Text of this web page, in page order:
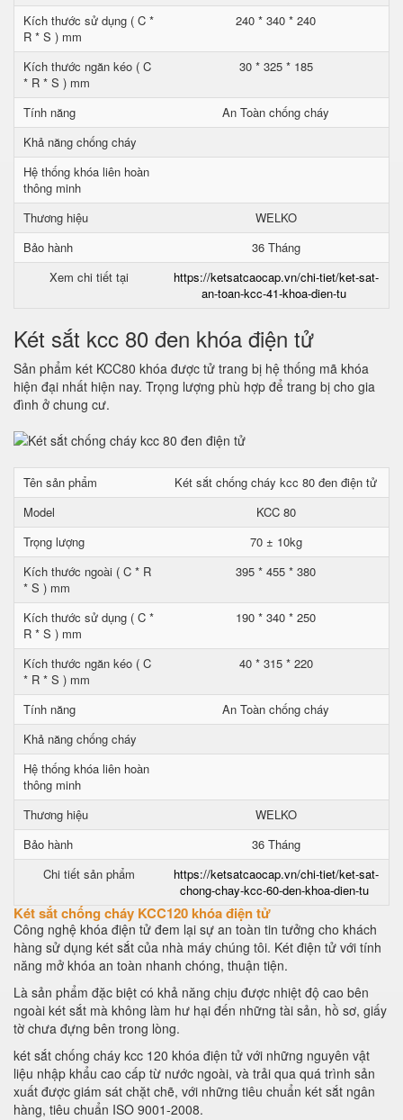
Kích thước sử dụng ( C *
R * S ) mm
240 * 340 * 240
Kích thước ngăn kéo ( C
* R * S ) mm
30 * 325 * 185
Tính năng
An Toàn chống cháy
Khả năng chống cháy
Hệ thống khóa liên hoàn
thông minh
Thương hiệu
WELKO
Bảo hành
36 Tháng
Xem chi tiết tại
https://ketsatcaocap.vn/chi-tiet/ket-sat-
an-toan-kcc-41-khoa-dien-tu
Két sắt kcc 80 đen khóa điện tử
Sản phẩm két KCC80 khóa được tử trang bị hệ thống mã khóa
hiện đại nhất hiện nay. Trọng lượng phù hợp để trang bị cho gia
đình ở chung cư.
Tên sản phẩm
Két sắt chống cháy kcc 80 đen điện tử
Model
KCC 80
Trọng lượng
70 ± 10kg
Kích thước ngoài ( C * R
* S ) mm
395 * 455 * 380
Kích thước sử dụng ( C *
R * S ) mm
190 * 340 * 250
Kích thước ngăn kéo ( C
* R * S ) mm
40 * 315 * 220
Tính năng
An Toàn chống cháy
Khả năng chống cháy
Hệ thống khóa liên hoàn
thông minh
Thương hiệu
WELKO
Bảo hành
36 Tháng
Chi tiết sản phẩm
https://ketsatcaocap.vn/chi-tiet/ket-sat-
chong-chay-kcc-60-den-khoa-dien-tu
Két sắt chống cháy KCC120 khóa điện tử
Công nghệ khóa điện tử đem lại sự an toàn tin tưởng cho khách
hàng sử dụng két sắt của nhà máy chúng tôi. Két điện tử với tính
năng mở khóa an toàn nhanh chóng, thuận tiện.
Là sản phẩm đặc biệt có khả năng chịu được nhiệt độ cao bên
ngoài két sắt mà không làm hư hại đến những tài sản, hồ sơ, giấy
tờ chưa đựng bên trong lòng.
két sắt chống cháy kcc 120 khóa điện tử với những nguyên vật
liệu nhập khẩu cao cấp từ nước ngoài, và trải qua quá trình sản
xuất được giám sát chặt chẽ, với những tiêu chuẩn két sắt ngân
hàng, tiêu chuẩn ISO 9001-2008.